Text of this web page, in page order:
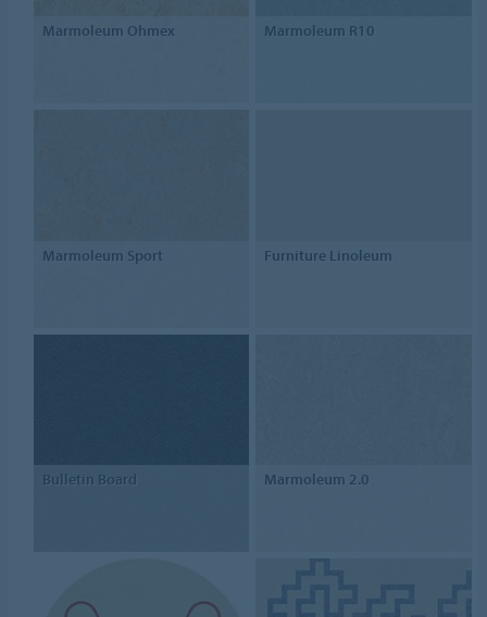
Marmoleum Ohmex Marmoleum R10
Marmoleum Sport Furniture Linoleum
Bulletin Board Marmoleum 2.0